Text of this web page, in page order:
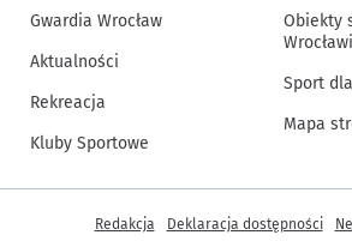
Gwardia Wrocław
Aktualności
Rekreacja
Kluby Sportowe
Obiekty
Sport
Mapa
Inne informacje
Redakcja Deklaracja dostępności